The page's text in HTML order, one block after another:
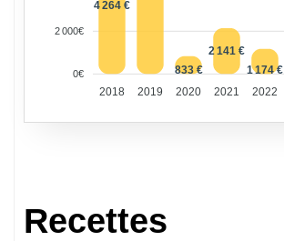
2 000€
0€
4 264 €
833 €
2 141 €
1 174 €
2018 2019 2020 2021 2022
Recettes